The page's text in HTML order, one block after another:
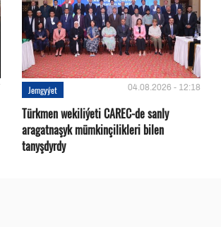
Jemgyýet 04.08.2026 - 12:18
Türkmen wekiliýeti CAREC-de sanly
aragatnaşyk mümkinçilikleri bilen
tanyşdyrdy